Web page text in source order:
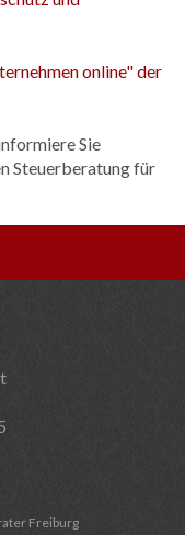
online" der
Sie
Steuerberatung für
Freiburg